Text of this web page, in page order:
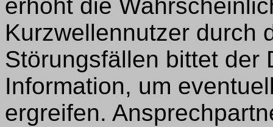
erhöht die
Kurzwellennutzer durch
Störungsfällen bittet der
Information, um
ergreifen.